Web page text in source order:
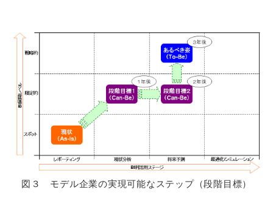
図３ モデル企業の実現可能なステップ（段階目標）